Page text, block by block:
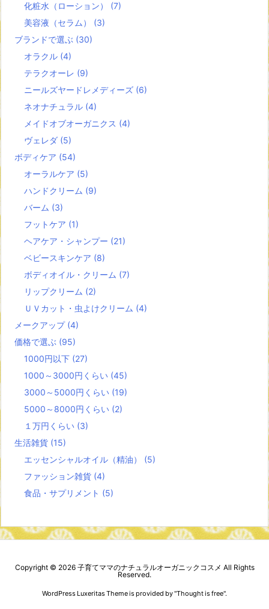
化粧水（ローション） (7)
美容液（セラム） (3)
ブランドで選ぶ (30)
オラクル (4)
テラクオーレ (9)
ニールズヤードレメディーズ (6)
ネオナチュラル (4)
メイドオブオーガニクス (4)
ヴェレダ (5)
ボディケア (54)
オーラルケア (5)
ハンドクリーム (9)
バーム (3)
フットケア (1)
ヘアケア・シャンプー (21)
ベビースキンケア (8)
ボディオイル・クリーム (7)
リップクリーム (2)
ＵＶカット・虫よけクリーム (4)
メークアップ (4)
価格で選ぶ (95)
1000円以下 (27)
1000～3000円くらい (45)
3000～5000円くらい (19)
5000～8000円くらい (2)
１万円くらい (3)
生活雑貨 (15)
エッセンシャルオイル（精油） (5)
ファッション雑貨 (4)
食品・サプリメント (5)
Copyright © 2026 子育てママのナチュラルオーガニックコスメ All Rights
Reserved.
WordPress Luxeritas Theme is provided by "Thought is free".